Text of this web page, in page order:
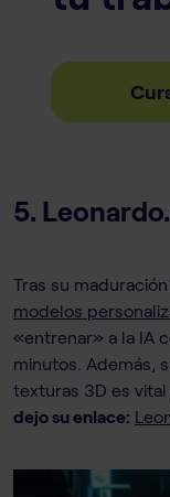
5.
Tras su
modelos
«entrenar» a la IA
minutos. Además,
texturas 3D es vital
dejo su enlace: